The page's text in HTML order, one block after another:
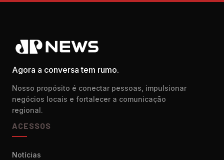
Agora a conversa tem rumo.
Nosso propósito é conectar pessoas, impulsionar
negócios locais e fortalecer a comunicação
regional.
ACESSOS
Notícias